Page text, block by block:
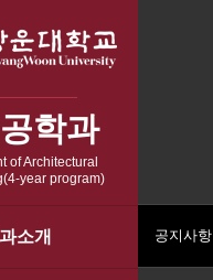
학과
of Architectural
year program)
소개 공지사항